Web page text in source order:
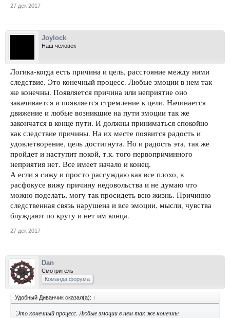
27 дек 2017
Joylock
Наш человек
Логика-когда есть причина и цель, расстояние между ними
следствие. Это конечный процесс. Любые эмоции в нем так
же конечны. Появляется причина или неприятие оно
закачивается и появляется стремление к цели. Начинается
движение и любые возникшие на пути эмоции так же
закончатся в конце пути. И должны приниматься спокойно
как следствие причины. На их месте появится радость и
удовлетворение, цель достигнута. Но и радость эта, так же
пройдет и наступит покой, т.к. того первопричинного
неприятия нет. Все имеет начало и конец.
А если я сижу и просто рассуждаю как все плохо, в
расфокусе вижу причину недовольства и не думаю что
можно поделать, могу так просидеть всю жизнь. Причинно
следственная связь нарушена и все эмоции, мысли, чувства
блуждают по кругу и нет им конца.
27 дек 2017
Dan
Смотритель
Команда форума
Удобный Диванчик сказал(а): ↑
Это конечный процесс. Любые эмоции в нем так же конечны